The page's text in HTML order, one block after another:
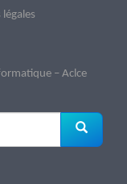
– Aclce